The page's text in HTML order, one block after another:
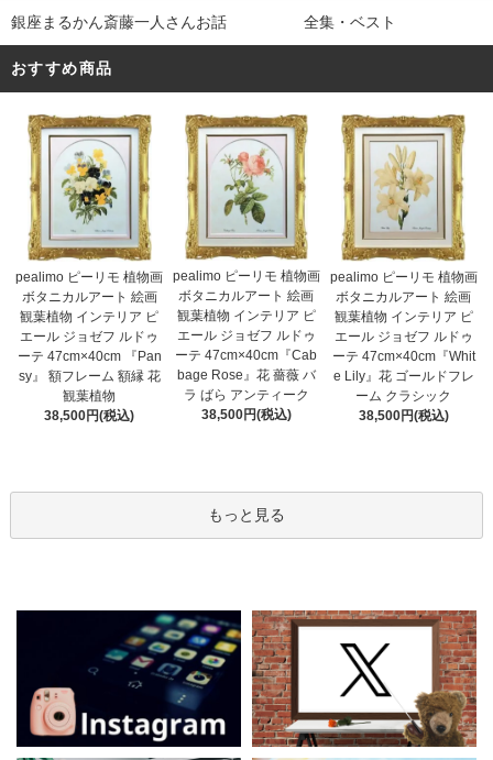
銀座まるかん斎藤一人さんお話 全集・ベスト
おすすめ商品
pealimo ピーリモ 植物画
ボタニカルアート 絵画
観葉植物 インテリア ピ
エール ジョゼフ ルドゥ
ーテ 47cm×40cm 『Pan
sy』 額フレーム 額縁 花
観葉植物
38,500円(税込)
pealimo ピーリモ 植物画
ボタニカルアート 絵画
観葉植物 インテリア ピ
エール ジョゼフ ルドゥ
ーテ 47cm×40cm『Cab
bage Rose』花 薔薇 バ
ラ ばら アンティーク
38,500円(税込)
pealimo ピーリモ 植物画
ボタニカルアート 絵画
観葉植物 インテリア ピ
エール ジョゼフ ルドゥ
ーテ 47cm×40cm『Whit
e Lily』花 ゴールドフレ
ーム クラシック
38,500円(税込)
もっと見る